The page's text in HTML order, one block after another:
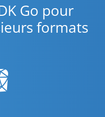
Go pour
formats